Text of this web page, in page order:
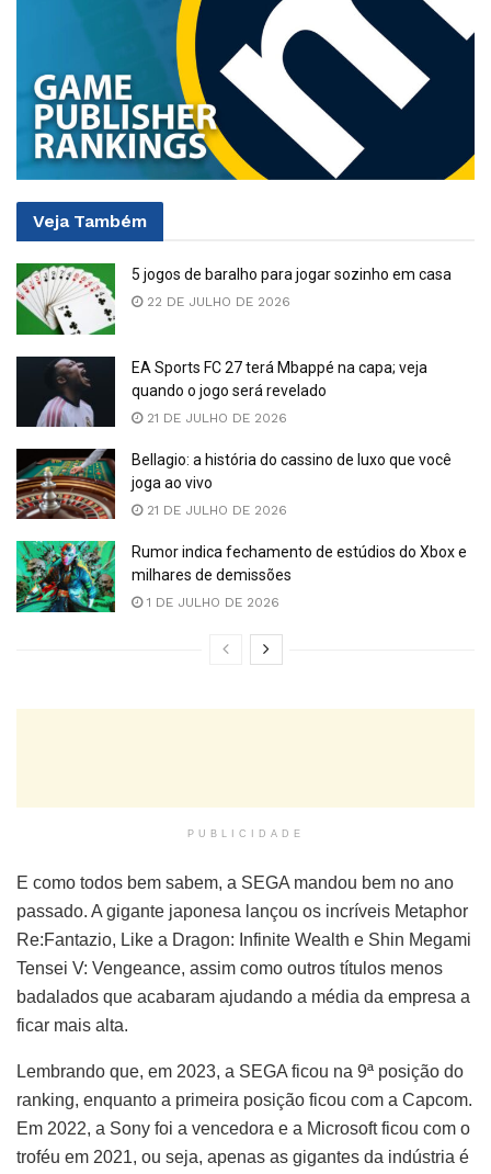
Veja Também
5 jogos de baralho para jogar sozinho em casa
22 DE JULHO DE 2026
EA Sports FC 27 terá Mbappé na capa; veja
quando o jogo será revelado
21 DE JULHO DE 2026
Bellagio: a história do cassino de luxo que você
joga ao vivo
21 DE JULHO DE 2026
Rumor indica fechamento de estúdios do Xbox e
milhares de demissões
1 DE JULHO DE 2026
PUBLICIDADE
E como todos bem sabem, a SEGA mandou bem no ano
passado. A gigante japonesa lançou os incríveis Metaphor
Re:Fantazio, Like a Dragon: Infinite Wealth e Shin Megami
Tensei V: Vengeance, assim como outros títulos menos
badalados que acabaram ajudando a média da empresa a
ficar mais alta.
Lembrando que, em 2023, a SEGA ficou na 9ª posição do
ranking, enquanto a primeira posição ficou com a Capcom.
Em 2022, a Sony foi a vencedora e a Microsoft ficou com o
troféu em 2021, ou seja, apenas as gigantes da indústria é